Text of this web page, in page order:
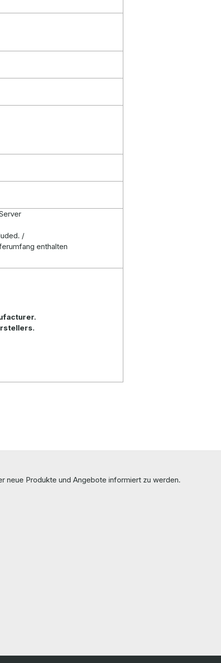
/
enthalten
neue Produkte und Angebote informiert zu werden.